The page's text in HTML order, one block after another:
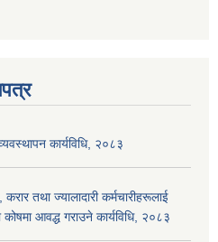
कार्यविधि, २०८३
तथा ज्यालादारी कर्मचारीहरूलाई
कोषमा आवद्ध गराउने कार्यविधि, २०८३